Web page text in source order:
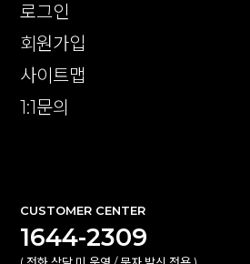
로그인
회원가입
사이트맵
1:1문의
CUSTOMER CENTER
1644-2309